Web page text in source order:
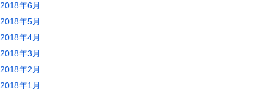
2018年6月
2018年5月
2018年4月
2018年3月
2018年2月
2018年1月